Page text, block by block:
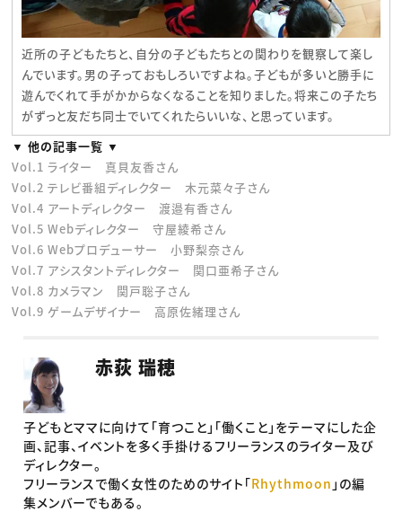
近所の子どもたちと、自分の子どもたちとの関わりを観察して楽し
んでいます。男の子っておもしろいですよね。子どもが多いと勝手に
遊んでくれて手がかからなくなることを知りました。将来この子たち
がずっと友だち同士でいてくれたらいいな、と思っています。
▼ 他の記事一覧 ▼
Vol.1 ライター 真貝友香さん
Vol.2 テレビ番組ディレクター 木元菜々子さん
Vol.4 アートディレクター 渡邉有香さん
Vol.5 Webディレクター 守屋綾希さん
Vol.6 Webプロデューサー 小野梨奈さん
Vol.7 アシスタントディレクター 関口亜希子さん
Vol.8 カメラマン 関戸聡子さん
Vol.9 ゲームデザイナー 高原佐緒理さん
赤荻 瑞穂
子どもとママに向けて「育つこと」「働くこと」をテーマにした企
画、記事、イベントを多く手掛けるフリーランスのライター及び
ディレクター。
フリーランスで働く女性のためのサイト「Rhythmoon 」の編
集メンバーでもある。